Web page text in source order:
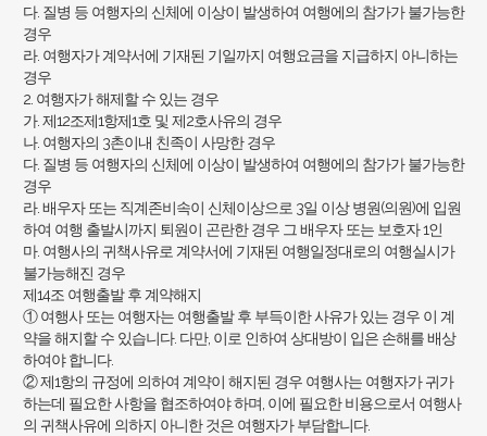
다. 질병 등 여행자의 신체에 이상이 발생하여 여행에의 참가가 불가능한
경우
라. 여행자가 계약서에 기재된 기일까지 여행요금을 지급하지 아니하는
경우
2. 여행자가 해제할 수 있는 경우
가. 제12조제1항제1호 및 제2호사유의 경우
나. 여행자의 3촌이내 친족이 사망한 경우
다. 질병 등 여행자의 신체에 이상이 발생하여 여행에의 참가가 불가능한
경우
라. 배우자 또는 직계존비속이 신체이상으로 3일 이상 병원(의원)에 입원
하여 여행 출발시까지 퇴원이 곤란한 경우 그 배우자 또는 보호자 1인
마. 여행사의 귀책사유로 계약서에 기재된 여행일정대로의 여행실시가
불가능해진 경우
제14조 여행출발 후 계약해지
① 여행사 또는 여행자는 여행출발 후 부득이한 사유가 있는 경우 이 계
약을 해지할 수 있습니다. 다만, 이로 인하여 상대방이 입은 손해를 배상
하여야 합니다.
② 제1항의 규정에 의하여 계약이 해지된 경우 여행사는 여행자가 귀가
하는데 필요한 사항을 협조하여야 하며, 이에 필요한 비용으로서 여행사
의 귀책사유에 의하지 아니한 것은 여행자가 부담합니다.